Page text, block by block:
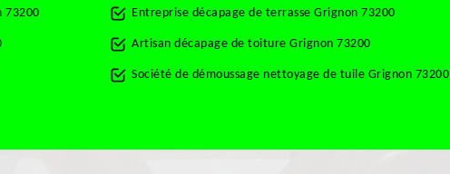
73200 Entreprise décapage de terrasse Grignon 73200
Artisan décapage de toiture Grignon 73200
Société de démoussage nettoyage de tuile Grignon 73200